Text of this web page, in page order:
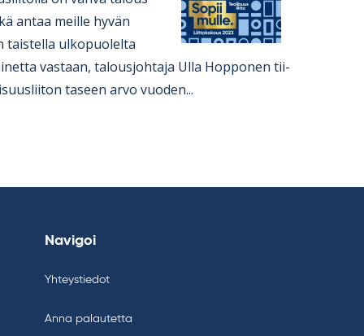
an­taa meille hy­vän
tais­tella ul­ko­puo­lelta
vas­taan, ta­lous­joh­taja Ulla Hop­po­nen tii­
ta­seen arvo vuo­den...
Navigoi
Yhteystiedot
Anna palautetta